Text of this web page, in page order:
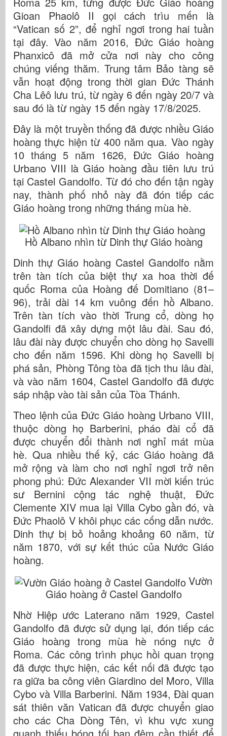
Gioan Phaolô II gọi cách trìu mến là
“Vatican số 2”, để nghỉ ngơi trong hai tuần
tại đây. Vào năm 2016, Đức Giáo hoàng
Phanxicô đã mở cửa nơi này cho công
chúng viếng thăm. Trung tâm Bảo tàng sẽ
vẫn hoạt động trong thời gian Đức Thánh
Cha Lêô lưu trú, từ ngày 6 đến ngày 20/7 và
sau đó là từ ngày 15 đến ngày 17/8/2025.
Đây là một truyền thống đã được nhiều Giáo
hoàng thực hiện từ 400 năm qua. Vào ngày
10 tháng 5 năm 1626, Đức Giáo hoàng
Urbano VIII là Giáo hoàng đầu tiên lưu trú
tại Castel Gandolfo. Từ đó cho đến tận ngày
nay, thành phố nhỏ này đã đón tiếp các
Giáo hoàng trong những tháng mùa hè.
Hồ Albano nhìn từ Dinh thự Giáo hoàng
Dinh thự Giáo hoàng Castel Gandolfo nằm
trên tàn tích của biệt thự xa hoa thời đế
quốc Roma của Hoàng đế Domitiano (81–
96), trải dài 14 km vuông đến hồ Albano.
Trên tàn tích vào thời Trung cổ, dòng họ
Gandolfi đã xây dựng một lâu đài. Sau đó,
lâu đài này được chuyển cho dòng họ Savelli
cho đến năm 1596. Khi dòng họ Savelli bị
phá sản, Phòng Tông tòa đã tịch thu lâu đài,
và vào năm 1604, Castel Gandolfo đã được
sáp nhập vào tài sản của Tòa Thánh.
Theo lệnh của Đức Giáo hoàng Urbano VIII,
thuộc dòng họ Barberini, pháo đài cổ đã
được chuyển đổi thành nơi nghỉ mát mùa
hè. Qua nhiều thế kỷ, các Giáo hoàng đã
mở rộng và làm cho nơi nghỉ ngơi trở nên
phong phú: Đức Alexander VII mời kiến trúc
sư Bernini cộng tác nghệ thuật, Đức
Clemente XIV mua lại Villa Cybo gần đó, và
Đức Phaolô V khôi phục các cống dẫn nước.
Dinh thự bị bỏ hoảng khoảng 60 năm, từ
năm 1870, với sự kết thúc của Nước Giáo
hoàng.
Vườn
Giáo hoàng ở Castel Gandolfo
Nhờ Hiệp ước Laterano năm 1929, Castel
Gandolfo đã được sử dụng lại, đón tiếp các
Giáo hoàng trong mùa hè nóng nực ở
Roma. Các công trình phục hồi quan trọng
đã được thực hiện, các kết nối đã được tạo
ra giữa ba công viên Giardino del Moro, Villa
Cybo và Villa Barberini. Năm 1934, Đài quan
sát thiên văn Vatican đã được chuyển giao
cho các Cha Dòng Tên, vì khu vực xung